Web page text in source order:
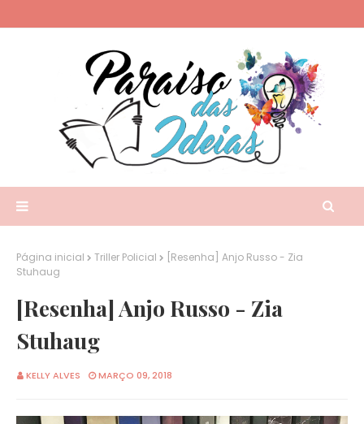
Página inicial Triller Policial
[Resenha] Anjo Russo - Zia
Stuhaug
[Resenha] Anjo Russo - Zia
Stuhaug
KELLY ALVES MARÇO 09, 2018